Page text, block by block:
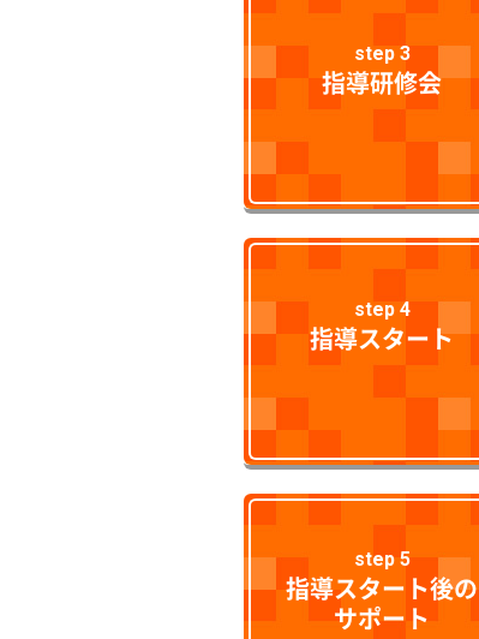
step 3
指導研修会
step 4
指導スタート
step 5
指導スタート後の
サポート